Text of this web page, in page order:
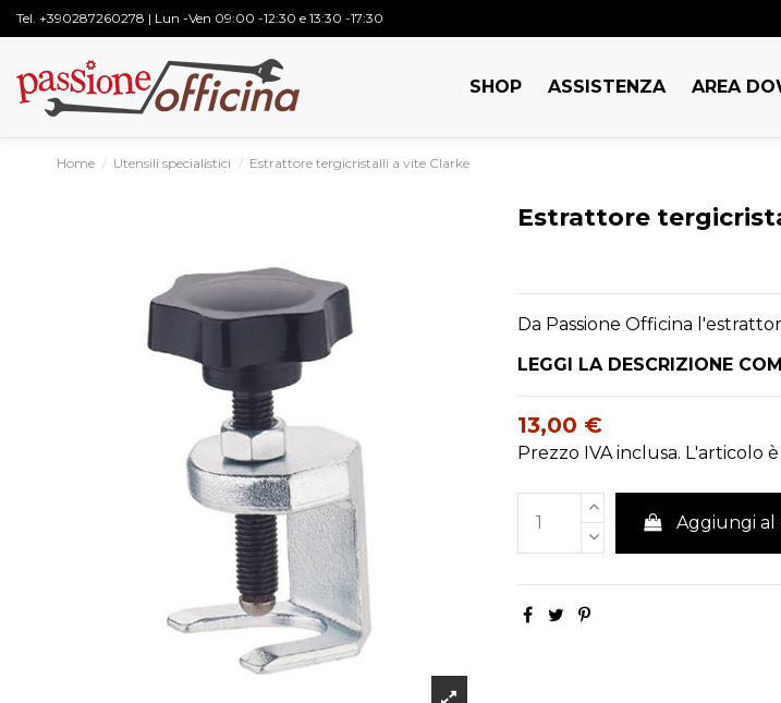
Tel. +390287260278 | Lun -Ven 09:00 -12:30 e 13:30 -17:30
SHOP ASSISTENZA AREA
Home Utensili specialistici Estrattore tergicristalli a vite Clarke
Estrattore
Da Passione Officina
LEGGI LA DESCRIZIONE
13,00 €
Prezzo IVA inclusa. L'articolo
Aggiungi al